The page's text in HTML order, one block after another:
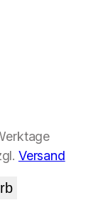
Versand